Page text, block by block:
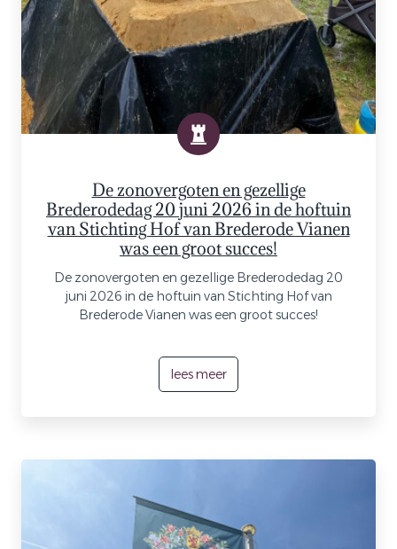
De zonovergoten en gezellige
Brederodedag 20 juni 2026 in de hoftuin
van Stichting Hof van Brederode Vianen
was een groot succes!
De zonovergoten en gezellige Brederodedag 20
juni 2026 in de hoftuin van Stichting Hof van
Brederode Vianen was een groot succes!
lees meer